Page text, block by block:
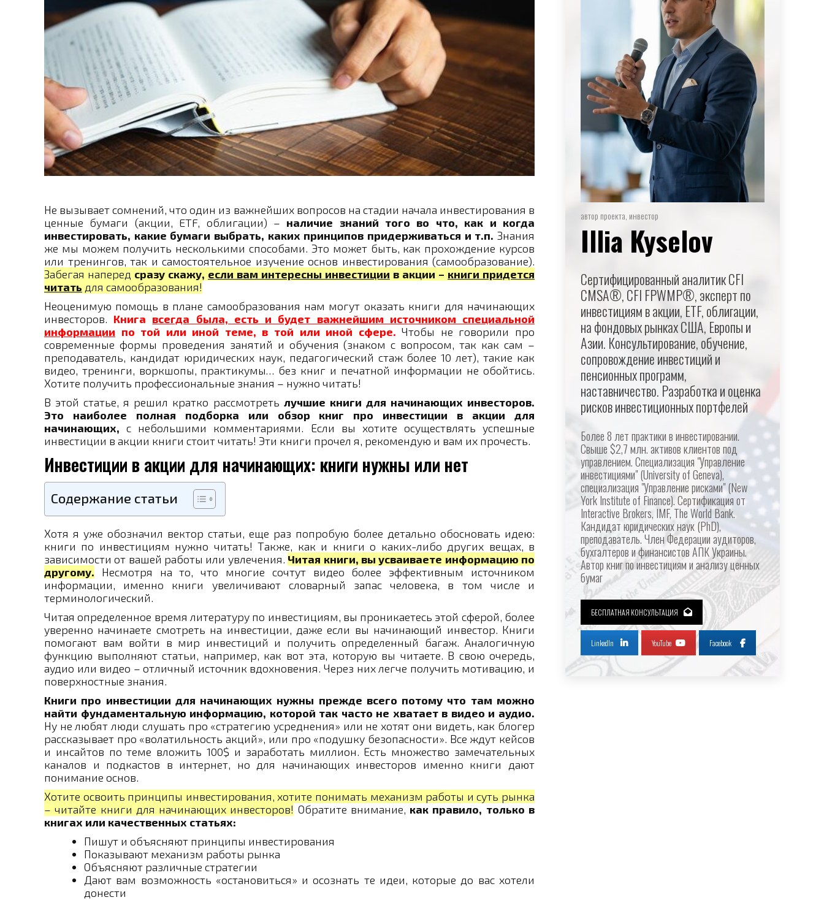
Не вызывает сомнений, что один из важнейших вопросов на стадии начала инвестирования в
ценные бумаги (акции, ETF, облигации) – наличие знаний того во что, как и когда
инвестировать, какие бумаги выбрать, каких принципов придерживаться и т.п. Знания
же мы можем получить несколькими способами. Это может быть, как прохождение курсов
или тренингов, так и самостоятельное изучение основ инвестирования (самообразование).
Забегая наперед сразу скажу, если вам интересны инвестиции в акции – книги придется
читать для самообразования!
Неоценимую помощь в плане самообразования нам могут оказать книги для начинающих
инвесторов. Книга всегда была, есть и будет важнейшим источником специальной
информации по той или иной теме, в той или иной сфере. Чтобы не говорили про
современные формы проведения занятий и обучения (знаком с вопросом, так как сам –
преподаватель, кандидат юридических наук, педагогический стаж более 10 лет), такие как
видео, тренинги, воркшопы, практикумы… без книг и печатной информации не обойтись.
Хотите получить профессиональные знания – нужно читать!
В этой статье, я решил кратко рассмотреть лучшие книги для начинающих инвесторов.
Это наиболее полная подборка или обзор книг про инвестиции в акции для
начинающих, с небольшими комментариями. Если вы хотите осуществлять успешные
инвестиции в акции книги стоит читать! Эти книги прочел я, рекомендую и вам их прочесть.
Инвестиции в акции для начинающих: книги нужны или нет
Содержание статьи
Хотя я уже обозначил вектор статьи, еще раз попробую более детально обосновать идею:
книги по инвестициям нужно читать! Также, как и книги о каких-либо других вещах, в
зависимости от вашей работы или увлечения. Читая книги, вы усваиваете информацию по
другому. Несмотря на то, что многие сочтут видео более эффективным источником
информации, именно книги увеличивают словарный запас человека, в том числе и
терминологический.
Читая определенное время литературу по инвестициям, вы проникаетесь этой сферой, более
уверенно начинаете смотреть на инвестиции, даже если вы начинающий инвестор. Книги
помогают вам войти в мир инвестиций и получить определенный багаж. Аналогичную
функцию выполняют статьи, например, как вот эта, которую вы читаете. В свою очередь,
аудио или видео – отличный источник вдохновения. Через них легче получить мотивацию, и
поверхностные знания.
Книги про инвестиции для начинающих нужны прежде всего потому что там можно
найти фундаментальную информацию, которой так часто не хватает в видео и аудио.
Ну не любят люди слушать про «стратегию усреднения» или не хотят они видеть, как блогер
рассказывает про «волатильность акций», или про «подушку безопасности». Все ждут кейсов
и инсайтов по теме вложить 100$ и заработать миллион. Есть множество замечательных
каналов и подкастов в интернет, но для начинающих инвесторов именно книги дают
понимание основ.
Хотите освоить принципы инвестирования, хотите понимать механизм работы и суть рынка
– читайте книги для начинающих инвесторов! Обратите внимание, как правило, только в
книгах или качественных статьях:
Пишут и объясняют принципы инвестирования
Показывают механизм работы рынка
Объясняют различные стратегии
Дают вам возможность «остановиться» и осознать те идеи, которые до вас хотели
донести
автор проекта, инвестор
Illia Kyselov
Сертифицированный аналитик CFI
CMSA®, CFI FPWMP®, эксперт по
инвестициям в акции, ETF, облигации,
на фондовых рынках США, Европы и
Азии. Консультирование, обучение,
сопровождение инвестиций и
пенсионных программ,
наставничество. Разработка и оценка
рисков инвестиционных портфелей
Более 8 лет практики в инвестировании.
Свыше $2,7 млн. активов клиентов под
управлением. Специализация "Управление
инвестициями" (University of Geneva),
специализация "Управление рисками" (New
York Institute of Finance). Сертификация от
Interactive Brokers, IMF, The World Bank.
Кандидат юридических наук (PhD),
преподаватель. Член Федерации аудиторов,
бухгалтеров и финансистов АПК Украины.
Автор книг по инвестициям и анализу ценных
бумаг
БЕСПЛАТНАЯ КОНСУЛЬТАЦИЯ
LinkedIn YouTube Facebook